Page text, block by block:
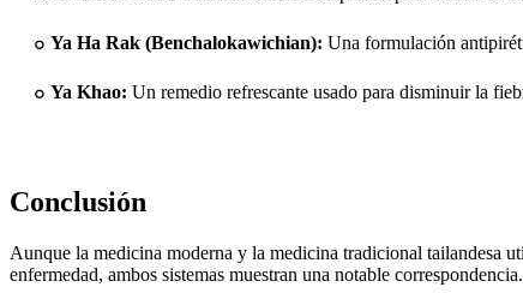
๐ Ya Ha Rak (Benchalokawichian): Una formulación
๐ Ya Khao: Un remedio refrescante usado para disminuir la
Conclusión
Aunque la medicina moderna y la medicina tradicional tailandesa
enfermedad, ambos sistemas muestran una notable correspondencia.